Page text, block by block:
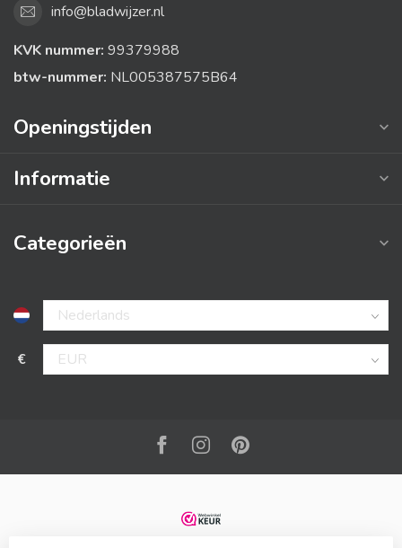
info@bladwijzer.nl
KVK nummer: 99379988
btw-nummer: NL005387575B64
Openingstijden
Informatie
Categorieën
€